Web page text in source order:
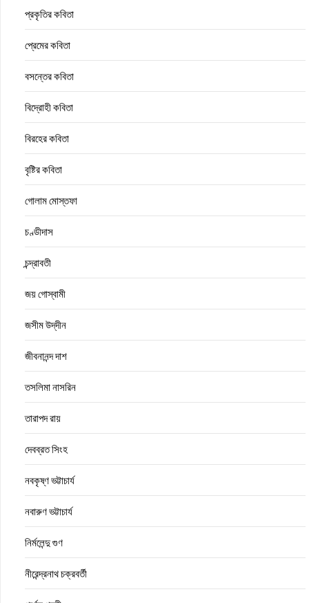
প্রকৃতির কবিতা
প্রেমের কবিতা
বসন্তের কবিতা
বিদ্রোহী কবিতা
বিরহের কবিতা
বৃষ্টির কবিতা
গোলাম মোস্তফা
চণ্ডীদাস
চন্দ্রাবতী
জয় গোস্বামী
জসীম উদ্‌দীন
জীবনানন্দ দাশ
তসলিমা নাসরিন
তারাপদ রায়
দেবব্রত সিংহ
নবকৃষ্ণ ভট্টাচার্য
নবারুণ ভট্টাচার্য
নির্মলেন্দু গুণ
নীরেন্দ্রনাথ চক্রবর্তী